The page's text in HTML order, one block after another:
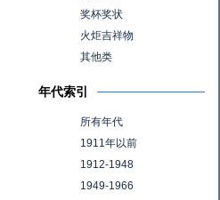
奖杯奖状
火炬吉祥物
其他类
年代索引
所有年代
1911年以前
1912-1948
1949-1966